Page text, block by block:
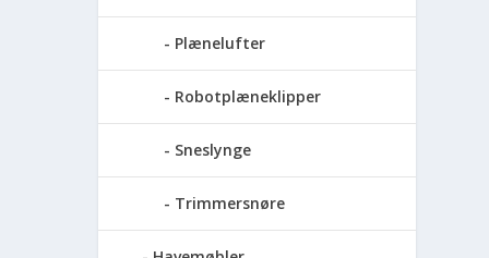
Plænelufter
Robotplæneklipper
Sneslynge
Trimmersnøre